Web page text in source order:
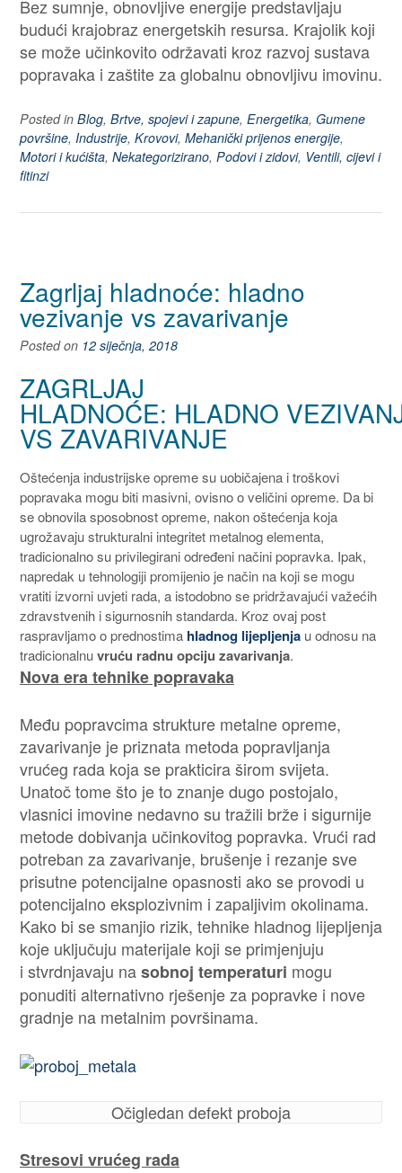
Bez sumnje, obnovljive energije predstavljaju
budući krajobraz energetskih resursa. Krajolik koji
se može učinkovito održavati kroz razvoj sustava
popravaka i zaštite za globalnu obnovljivu imovinu.
Posted in Blog, Brtve, spojevi i zapune, Energetika, Gumene
površine, Industrije, Krovovi, Mehanički prijenos energije,
Motori i kućišta, Nekategorizirano, Podovi i zidovi, Ventili, cijevi i
fitinzi
Zagrljaj hladnoće: hladno
vezivanje vs zavarivanje
Posted on 12 siječnja, 2018
ZAGRLJAJ
HLADNOĆE: HLADNO
VS ZAVARIVANJE
Oštećenja industrijske opreme su uobičajena i troškovi
popravaka mogu biti masivni, ovisno o veličini opreme. Da bi
se obnovila sposobnost opreme, nakon oštećenja koja
ugrožavaju strukturalni integritet metalnog elementa,
tradicionalno su privilegirani određeni načini popravka. Ipak,
napredak u tehnologiji promijenio je način na koji se mogu
vratiti izvorni uvjeti rada, a istodobno se pridržavajući važećih
zdravstvenih i sigurnosnih standarda. Kroz ovaj post
raspravljamo o prednostima hladnog lijepljenja u odnosu na
tradicionalnuvruću radnu opciju zavarivanja.
Nova era tehnike popravaka
Među popravcima strukture metalne opreme,
zavarivanje je priznata metoda popravljanja
vrućeg rada koja se prakticira širom svijeta.
Unatoč tome što je to znanje dugo postojalo,
vlasnici imovine nedavno su tražili brže i sigurnije
metode dobivanja učinkovitog popravka. Vrući rad
potreban za zavarivanje, brušenje i rezanje sve
prisutne potencijalne opasnosti ako se provodi u
potencijalno eksplozivnim i zapaljivim okolinama.
Kako bi se smanjio rizik, tehnike hladnog lijepljenja
koje uključuju materijale koji se primjenjuju
i stvrdnjavaju nasobnoj temperaturi mogu
ponuditi alternativno rješenje za popravke i nove
gradnje na metalnim površinama.
Očigledan defekt proboja
Stresovi vrućeg rada